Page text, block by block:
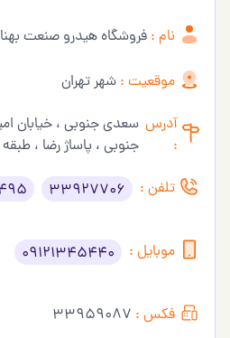
نام : فروشگاه هیدرو صنعت
موقعیت : شهر تهران
آدرس
:
سعدی جنوبی ، خیابان
جنوبی ، پاساژ رضا ، طبقه 2 ، پلاک 44
تلفن :
33927706
موبایل : 09121345440
فکس : 33959087